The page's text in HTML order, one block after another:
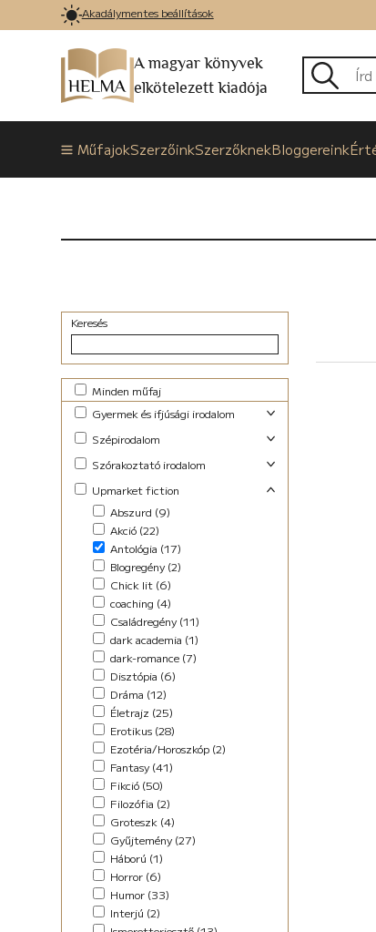
Akadálymentes beállítások
A magyar könyvek
elkötelezett kiadója
MűfajokSzerzőinkSzerzőknekBloggereink
Keresés
Minden műfaj
Gyermek és ifjúsági irodalom
Foglalkoztató (29)
Ifjúsági (Young Adult) (48)
Lányregény (7)
Mese (141)
New Adult (9)
Novella (4)
Vers (27)
Szépirodalom
Családregény (3)
Novella (10)
Regény (13)
Szociodráma (2)
Vers (36)
Szórakoztató irodalom
Akció (13)
Chick lit (4)
coaching (1)
Családregény (8)
Dark Fantasy (1)
Disztópia (4)
Életrajz (7)
Erotikus (14)
Ezotéria/Horoszkóp (3)
Fikció (46)
fun fiction (1)
Háború (2)
Horror (5)
Kaland (11)
Kisregény (10)
Lélektani regény (12)
Misztikus (9)
Napló (4)
New Adult (5)
Novella (34)
Oktatás (2)
Upmarket fiction
Abszurd (9)
Akció (22)
Antológia (17)
Blogregény (2)
Chick lit (6)
coaching (4)
Családregény (11)
dark academia (1)
dark-romance (7)
Disztópia (6)
Dráma (12)
Életrajz (25)
Erotikus (28)
Ezotéria/Horoszkóp (2)
Fantasy (41)
Fikció (50)
Filozófia (2)
Groteszk (4)
Gyűjtemény (27)
Háború (1)
Horror (6)
Humor (33)
Interjú (2)